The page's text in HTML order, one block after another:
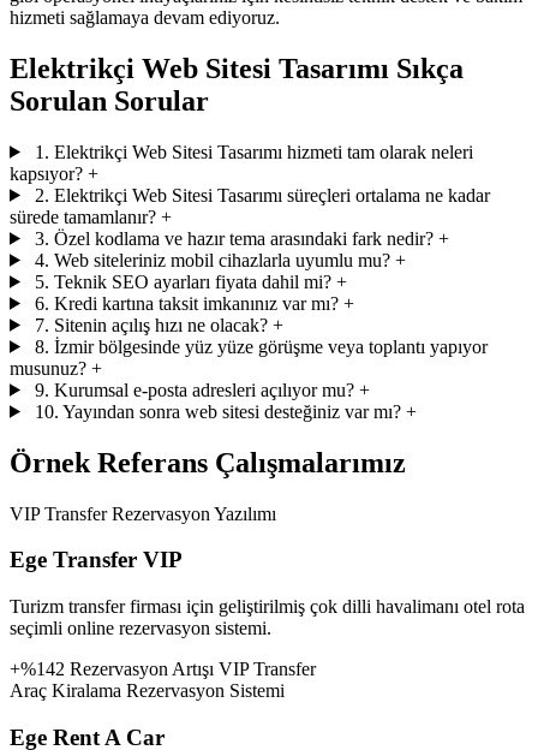
hizmeti sağlamaya devam ediyoruz.
Elektrikçi Web Sitesi Tasarımı Sıkça
Sorulan Sorular
1. Elektrikçi Web Sitesi Tasarımı hizmeti tam olarak neleri
kapsıyor? +
2. Elektrikçi Web Sitesi Tasarımı süreçleri ortalama ne kadar
sürede tamamlanır? +
3. Özel kodlama ve hazır tema arasındaki fark nedir? +
4. Web siteleriniz mobil cihazlarla uyumlu mu? +
5. Teknik SEO ayarları fiyata dahil mi? +
6. Kredi kartına taksit imkanınız var mı? +
7. Sitenin açılış hızı ne olacak? +
8. İzmir bölgesinde yüz yüze görüşme veya toplantı yapıyor
musunuz? +
9. Kurumsal e-posta adresleri açılıyor mu? +
10. Yayından sonra web sitesi desteğiniz var mı? +
Örnek Referans Çalışmalarımız
VIP Transfer Rezervasyon Yazılımı
Ege Transfer VIP
Turizm transfer firması için geliştirilmiş çok dilli havalimanı otel rota
seçimli online rezervasyon sistemi.
+%142 Rezervasyon Artışı VIP Transfer
Araç Kiralama Rezervasyon Sistemi
Ege Rent A Car